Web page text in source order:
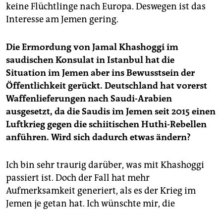
keine Flüchtlinge nach Europa. Deswegen ist das
Interesse am Jemen gering.
Die Ermordung von Jamal Khashoggi im
saudischen Konsulat in Istanbul hat die
Situation im Jemen aber ins Bewusstsein der
Öffentlichkeit gerückt. Deutschland hat vorerst
Waffenlieferungen nach Saudi-Arabien
ausgesetzt, da die Saudis im Jemen seit 2015 einen
Luftkrieg gegen die schiitischen Huthi-Rebellen
anführen. Wird sich dadurch etwas ändern?
Ich bin sehr traurig darüber, was mit Khashoggi
passiert ist. Doch der Fall hat mehr
Aufmerksamkeit generiert, als es der Krieg im
Jemen je getan hat. Ich wünschte mir, die